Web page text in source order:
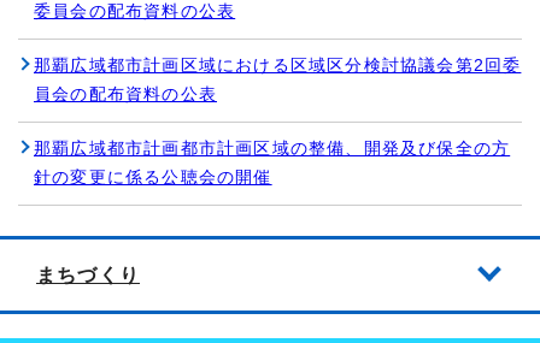
委員会の配布資料の公表
那覇広域都市計画区域における区域区分検討協議会第2回委
員会の配布資料の公表
那覇広域都市計画都市計画区域の整備、開発及び保全の方
針の変更に係る公聴会の開催
まちづくり